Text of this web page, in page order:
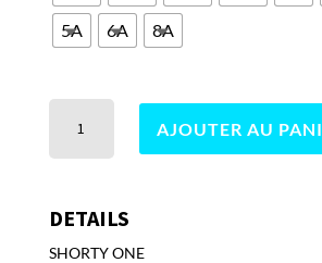
5A
6A 8A
Shorty
AJOUTER AU
DETAILS
SHORTY ONE